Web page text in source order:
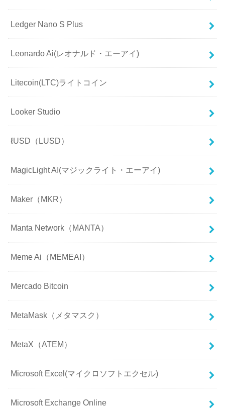
Ledger Nano S Plus
Leonardo Ai(レオナルド・エーアイ)
Litecoin(LTC)ライトコイン
Looker Studio
ℓUSD（LUSD）
MagicLight AI(マジックライト・エーアイ)
Maker（MKR）
Manta Network（MANTA）
Meme Ai（MEMEAI）
Mercado Bitcoin
MetaMask（メタマスク）
MetaX（ATEM）
Microsoft Excel(マイクロソフトエクセル)
Microsoft Exchange Online